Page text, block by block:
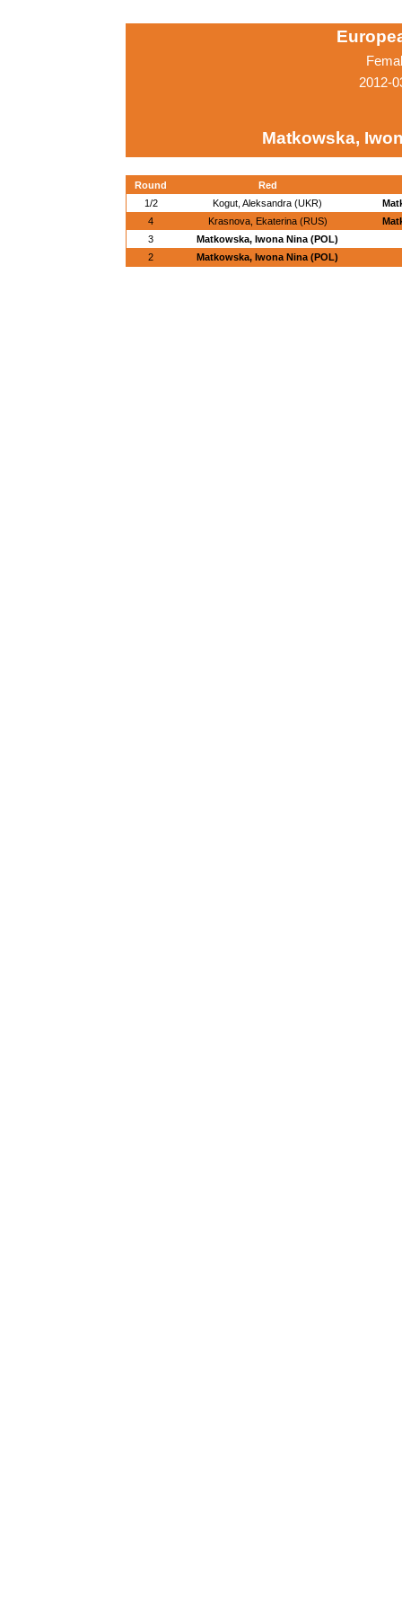
2012-
Matkowska,
Round
Red
1/2
Kogut, Aleksandra (UKR)
4
Krasnova, Ekaterina (RUS)
3
Matkowska, Iwona Nina (POL)
2
Matkowska, Iwona Nina (POL)